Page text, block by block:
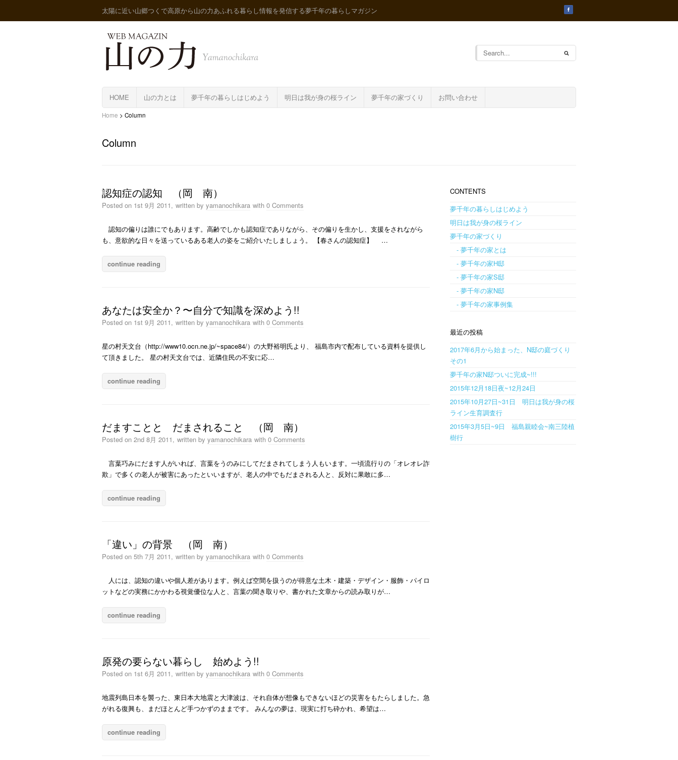
太陽に近い山郷つくで高原から山の力あふれる暮らし情報を発信する夢千年の暮らしマガジン
HOME 山の力とは 夢千年の暮らしはじめよう 明日は我が身の桜ライン 夢千年の家づくり お問い合わせ
Home > Column
Column
認知症の認知 （岡 南）
Posted on 1st 9月 2011, written by yamanochikara with 0 Comments
認知の偏りは誰にでもあります。高齢でしかも認知症でありながら、その偏りを生かし、支援をされながら
も、意欲的な日々を送っているある老人の姿をご紹介いたしましょう。 【春さんの認知症】 …
continue reading
あなたは安全か？〜自分で知識を深めよう!!
Posted on 1st 9月 2011, written by yamanochikara with 0 Comments
星の村天文台（http://www10.ocn.ne.jp/~space84/）の大野裕明氏より、 福島市内で配布している資料を提供し
て頂きました。 星の村天文台では、近隣住民の不安に応…
continue reading
だますことと だまされること （岡 南）
Posted on 2nd 8月 2011, written by yamanochikara with 0 Comments
言葉巧みにだます人がいれば、言葉をうのみにしてだまされてしまう人もいます。一頃流行りの「オレオレ詐
欺」で多くの老人が被害にあったといいますが、老人の中でもだまされる人と、反対に果敢に多…
continue reading
「違い」の背景 （岡 南）
Posted on 5th 7月 2011, written by yamanochikara with 0 Comments
人には、認知の違いや個人差があります。例えば空間を扱うのが得意な土木・建築・デザイン・服飾・パイロ
ットなどの実務にかかわる視覚優位な人と、言葉の聞き取りや、書かれた文章からの読み取りが…
continue reading
原発の要らない暮らし 始めよう!!
Posted on 1st 6月 2011, written by yamanochikara with 0 Comments
地震列島日本を襲った、東日本大地震と大津波は、それ自体が想像もできないほどの災害をもたらしました。急
がれる復興も、まだほとんど手つかずのままです。 みんなの夢は、現実に打ち砕かれ、希望は…
continue reading
CONTENTS
夢千年の暮らしはじめよう
明日は我が身の桜ライン
夢千年の家づくり
- 夢千年の家とは
- 夢千年の家H邸
- 夢千年の家S邸
- 夢千年の家N邸
- 夢千年の家事例集
最近の投稿
2017年6月から始まった、N邸の庭づくり
その1
夢千年の家N邸ついに完成~!!!
2015年12月18日夜~12月24日
2015年10月27日~31日 明日は我が身の桜
ライン生育調査行
2015年3月5日~9日 福島親睦会~南三陸植
樹行